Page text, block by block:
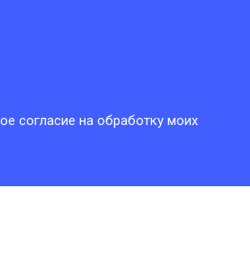
согласие на обработку моих